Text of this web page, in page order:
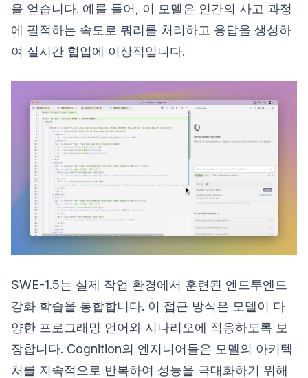
을 얻습니다. 예를 들어, 이 모델은 인간의 사고 과정
에 필적하는 속도로 쿼리를 처리하고 응답을 생성하
여 실시간 협업에 이상적입니다.
SWE-1.5는 실제 작업 환경에서 훈련된 엔드투엔드
강화 학습을 통합합니다. 이 접근 방식은 모델이 다
양한 프로그래밍 언어와 시나리오에 적응하도록 보
장합니다. Cognition의 엔지니어들은 모델의 아키텍
처를 지속적으로 반복하여 성능을 극대화하기 위해